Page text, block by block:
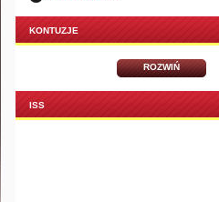
KONTUZJE
ROZWIŃ
ISS